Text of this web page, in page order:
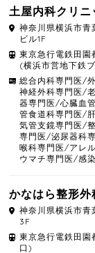
土屋内科クリニ
神奈川県横浜市青
ビル1F
東京急行電鉄田園
(横浜市営地下鉄
総合内科専門医/
神経外科専門医/
器専門医/心臓血
管食道科専門医/
気管支鏡専門医/
専門医/泌尿器科
喉科専門医/アレ
ウマチ専門医/感
かなはら整形外
神奈川県横浜市青
3F
東京急行電鉄田園
口)